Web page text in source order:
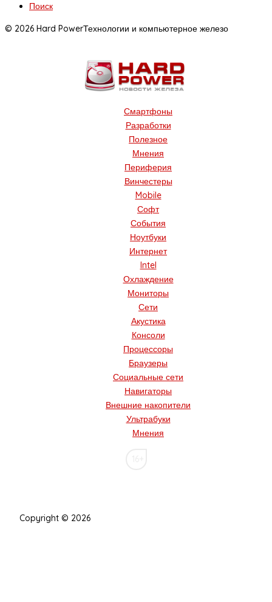
Поиск
© 2026 Hard PowerТехнологии и компьютерное железо
Смартфоны
Разработки
Полезное
Мнения
Периферия
Винчестеры
Mobile
Софт
События
Ноутбуки
Интернет
Intel
Охлаждение
Мониторы
Сети
Акустика
Консоли
Процессоры
Браузеры
Социальные сети
Навигаторы
Внешние накопители
Ультрабуки
Мнения
Copyright © 2026